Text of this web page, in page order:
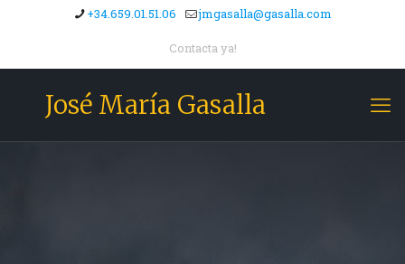
+34.659.01.51.06 jmgasalla@gasalla.com
Contacta ya!
José María Gasalla